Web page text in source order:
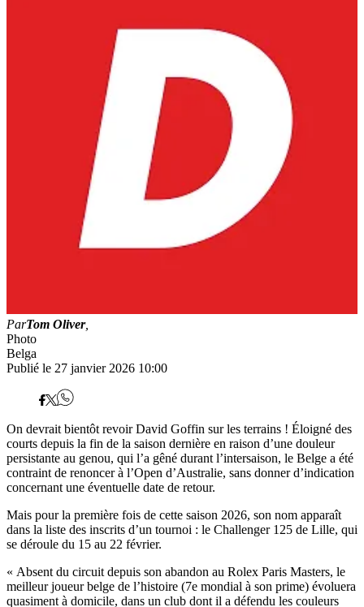
ParTom Oliver,
Photo
Belga
Publié le 27 janvier 2026 10:00
On devrait bientôt revoir David Goffin sur les terrains ! Éloigné des
courts depuis la fin de la saison dernière en raison d’une douleur
persistante au genou, qui l’a gêné durant l’intersaison, le Belge a été
contraint de renoncer à l’Open d’Australie, sans donner d’indication
concernant une éventuelle date de retour.
Mais pour la première fois de cette saison 2026, son nom apparaît
dans la liste des inscrits d’un tournoi : le Challenger 125 de Lille, qui
se déroule du 15 au 22 février.
« Absent du circuit depuis son abandon au Rolex Paris Masters, le
meilleur joueur belge de l’histoire (7e mondial à son prime) évoluera
quasiment à domicile, dans un club dont il a défendu les couleurs